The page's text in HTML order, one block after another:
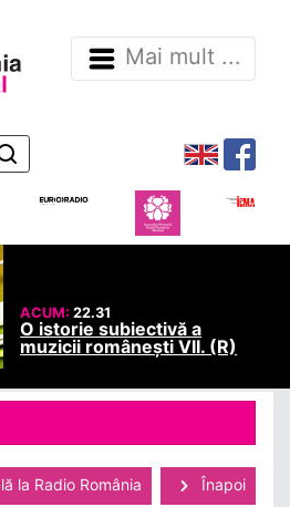
Mai mult ...
ACUM:22.31
O istorie subiectivă a
muzicii românești VII. (R)
la Radio România Înapoi